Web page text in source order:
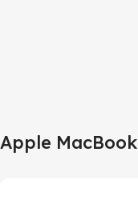
Apple MacBook